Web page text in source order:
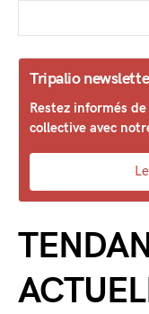
Tripalio
Restez informés
collective avec